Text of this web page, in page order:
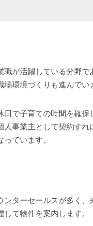
職が活躍している分野で
場環境づくりも進んでい
日で子育ての時間を確保
人事業主として契約すれ
ています。
ンターセールスが多く、
して物件を案内します。